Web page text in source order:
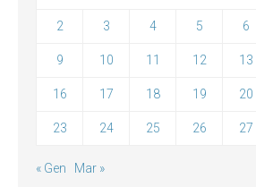
2 3 4 5 6
9 10 11 12 13
16 17 18 19 20
23 24 25 26 27
« Gen Mar »